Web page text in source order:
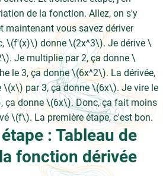
de la fonction. Allez, on s'y
maintenant vous savez dériver
\(f'(x)\) donne \(2x^3\). Je dérive \
Je multiplie par 2, ça donne \
le 3, ça donne \(6x^2\). La dérivée,
par 3, ça donne \(6x\). Je vire le
ça donne \(6x\). Donc, ça fait moins
\(f\). La première étape, c'est bon.
: Tableau de
fonction dérivée